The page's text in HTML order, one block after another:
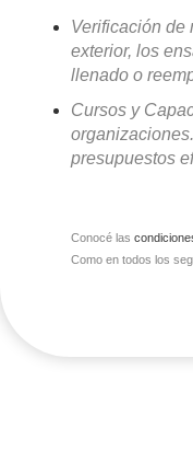
Verificación de
exterior, los
llenado o
Cursos y
presupuestos
Conocé las
Como en todos los